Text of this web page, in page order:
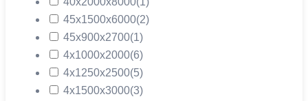
45х1500х6000(2)
45х900х2700(1)
4х1000х2000(6)
4х1250х2500(5)
4х1500х3000(3)